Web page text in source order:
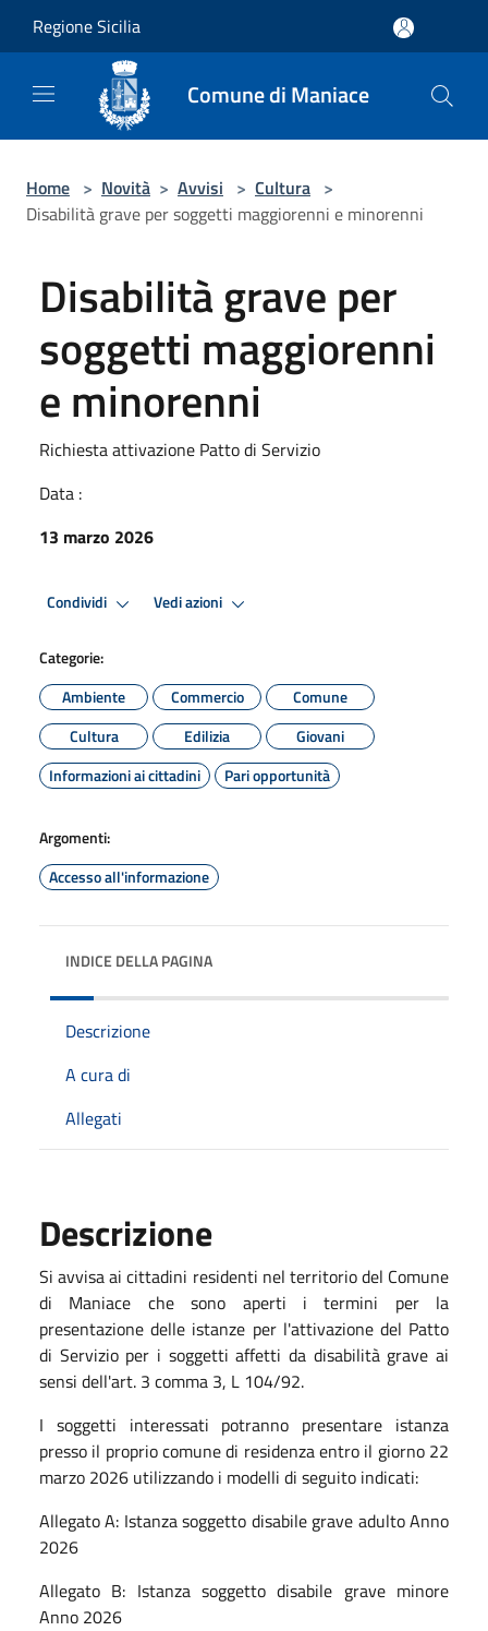
Regione Sicilia
Comune di Maniace
Home > Novità > Avvisi > Cultura >
Disabilità grave per soggetti maggiorenni e minorenni
Disabilità grave per
soggetti maggiorenni
e minorenni
Richiesta attivazione Patto di Servizio
Data :
13 marzo 2026
Condividi Vedi azioni
Categorie:
Ambiente
Commercio
Comune
Cultura
Edilizia
Giovani
Informazioni ai cittadini
Pari opportunità
Argomenti:
Accesso all'informazione
INDICE DELLA PAGINA
Descrizione
A cura di
Allegati
Descrizione
Si avvisa ai cittadini residenti nel territorio del Comune
di Maniace che sono aperti i termini per la
presentazione delle istanze per l'attivazione del Patto
di Servizio per i soggetti affetti da disabilità grave ai
sensi dell'art. 3 comma 3, L 104/92.
I soggetti interessati potranno presentare istanza
presso il proprio comune di residenza entro il giorno 22
marzo 2026 utilizzando i modelli di seguito indicati:
Allegato A: Istanza soggetto disabile grave adulto Anno
2026
Allegato B: Istanza soggetto disabile grave minore
Anno 2026